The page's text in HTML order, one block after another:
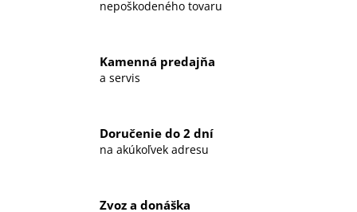
nepoškodeného tovaru
Kamenná predajňa
a servis
Doručenie do 2 dní
na akúkoľvek adresu
Zvoz a donáška